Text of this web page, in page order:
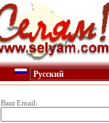
Ваш Email: